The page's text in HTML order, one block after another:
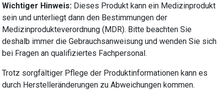
Wichtiger Hinweis: Dieses Produkt kann ein Medizinprodukt
sein und unterliegt dann den Bestimmungen der
Medizinprodukteverordnung (MDR). Bitte beachten Sie
deshalb immer die Gebrauchsanweisung und wenden Sie sich
bei Fragen an qualifiziertes Fachpersonal.
Trotz sorgfältiger Pflege der Produktinformationen kann es
durch Herstelleränderungen zu Abweichungen kommen.